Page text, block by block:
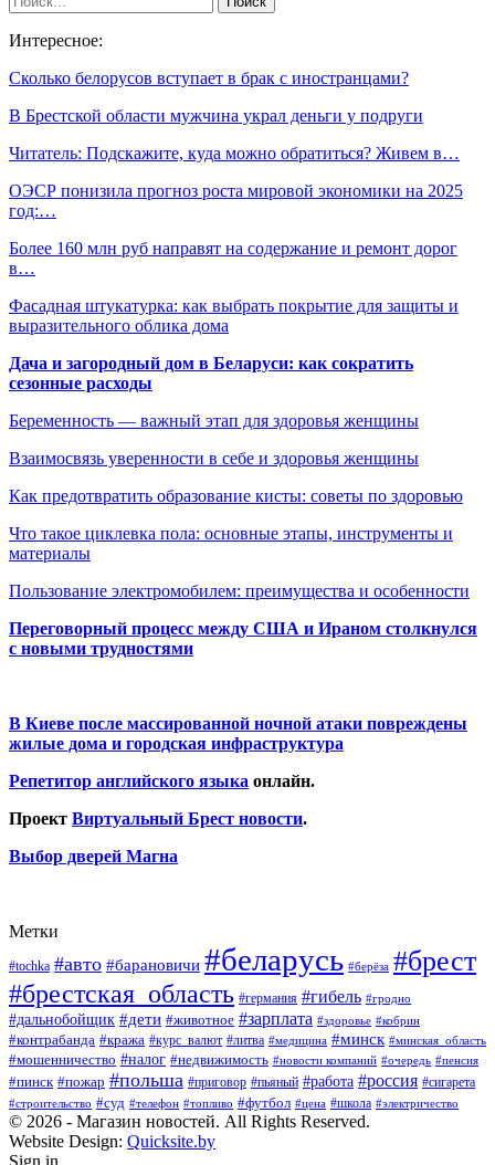
Интересное:
Сколько белорусов вступает в брак с иностранцами?
В Брестской области мужчина украл деньги у подруги
Читатель: Подскажите, куда можно обратиться? Живем в…
ОЭСР понизила прогноз роста мировой экономики на 2025
год:…
Более 160 млн руб направят на содержание и ремонт дорог
в…
Фасадная штукатурка: как выбрать покрытие для защиты и
выразительного облика дома
Дача и загородный дом в Беларуси: как сократить
сезонные расходы
Беременность — важный этап для здоровья женщины
Взаимосвязь уверенности в себе и здоровья женщины
Как предотвратить образование кисты: советы по здоровью
Что такое циклевка пола: основные этапы, инструменты и
материалы
Пользование электромобилем: преимущества и особенности
Переговорный процесс между США и Ираном столкнулся
с новыми трудностями
В Киеве после массированной ночной атаки повреждены
жилые дома и городская инфраструктура
Репетитор английского языка онлайн.
Проект Виртуальный Брест новости.
Выбор дверей Магна
Метки
#tochka #авто #барановичи #беларусь #берёза #брест
#брестская_область #германия #гибель #гродно
#дальнобойщик #дети #животное #зарплата #здоровье #кобрин
#контрабанда #кража #курс_валют #литва #медицина #минск #минская_область
#мошенничество #налог #недвижимость #новости компаний #очередь #пенсия
#пинск #пожар #польша #приговор #пьяный #работа #россия #сигарета
#строительство #суд #телефон #топливо #футбол #цена #школа #электричество
© 2026 - Магазин новостей. All Rights Reserved.
Website Design: Quicksite.by
Sign in